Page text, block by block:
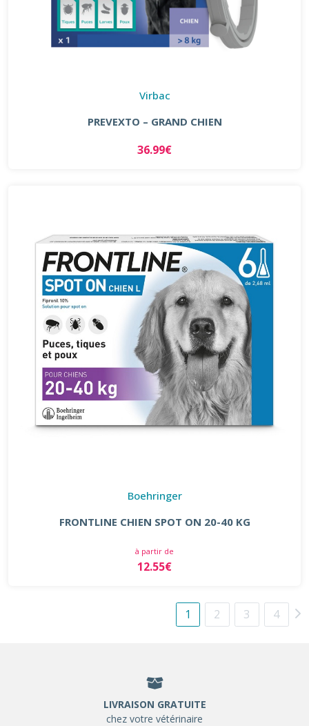
Virbac
PREVEXTO – GRAND CHIEN
36.99€
Boehringer
FRONTLINE CHIEN SPOT ON 20-40 KG
à partir de
12.55€
1 2 3 4
LIVRAISON GRATUITE
chez votre vétérinaire